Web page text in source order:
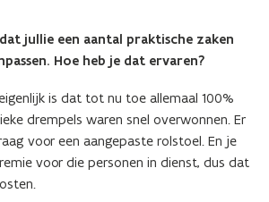
jullie een aantal praktische zaken
Hoe heb je dat ervaren?
is dat tot nu toe allemaal 100%
drempels waren snel overwonnen. Er
voor een aangepaste rolstoel. En je
voor die personen in dienst, dus dat